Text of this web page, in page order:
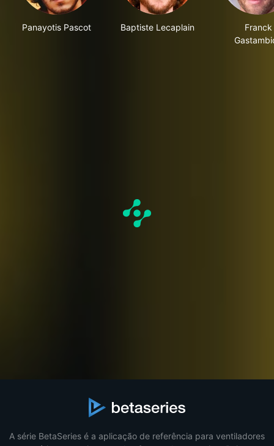
Panayotis Pascot Baptiste Lecaplain
Franck
A série BetaSeries é a aplicação de referência para ventiladores